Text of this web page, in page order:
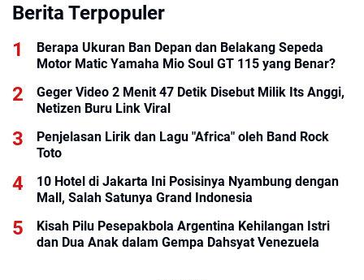
Berita Terpopuler
Berapa Ukuran Ban Depan dan Belakang Sepeda
Motor Matic Yamaha Mio Soul GT 115 yang Benar?
Geger Video 2 Menit 47 Detik Disebut Milik Its Anggi,
Netizen Buru Link Viral
Penjelasan Lirik dan Lagu "Africa" oleh Band Rock
Toto
10 Hotel di Jakarta Ini Posisinya Nyambung dengan
Mall, Salah Satunya Grand Indonesia
Kisah Pilu Pesepakbola Argentina Kehilangan Istri
dan Dua Anak dalam Gempa Dahsyat Venezuela